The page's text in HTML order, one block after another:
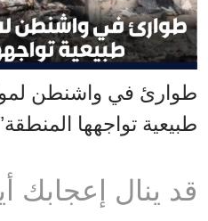
طوارئ في واشنطن
طبيعية تواجهها
قد ينال إعجابك